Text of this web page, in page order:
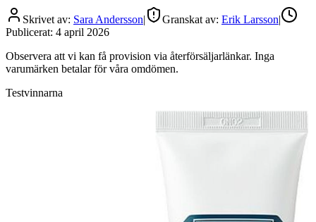
Skrivet av: Sara Andersson| Granskat av: Erik Larsson|
Publicerat: 4 april 2026
Observera att vi kan få provision via återförsäljarlänkar. Inga
varumärken betalar för våra omdömen.
Testvinnarna